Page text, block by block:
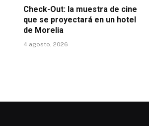
Check-Out: la muestra de cine
que se proyectará en un hotel
de Morelia
4 agosto, 2026